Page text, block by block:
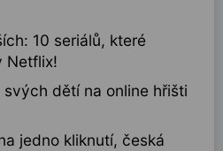
10 seriálů, které
Netflix!
dětí na online hřišti
jedno kliknutí, česká